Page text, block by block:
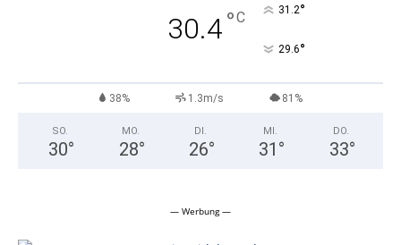
30.4°C 31.2°
29.6°
38% 1.3m/s 81%
SO.
30°
MO.
28°
DI.
26°
MI.
31 °
DO.
33°
— Werbung —